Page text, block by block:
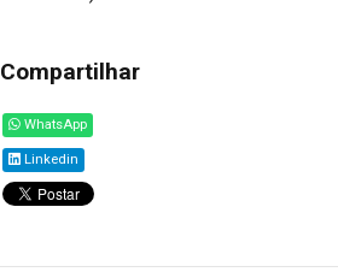
Compartilhar
WhatsApp
Linkedin